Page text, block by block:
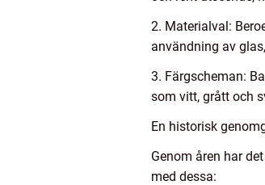
2. Materialval:
användning av
3. Färgscheman:
som vitt, grått och
En historisk
Genom åren har
med dessa: